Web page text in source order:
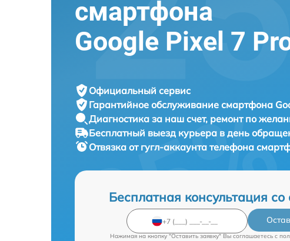
смартфона
Google Pixel 7
Официальный сервис
Гарантийное обслуживание смартфона
Диагностика за наш счет, ремонт по
Бесплатный выезд курьера в день
Отвязка от гугл-аккаунта телефона
Бесплатная консультация
Нажимая на кнопку "Оставить заявку" Вы соглашаетесь c